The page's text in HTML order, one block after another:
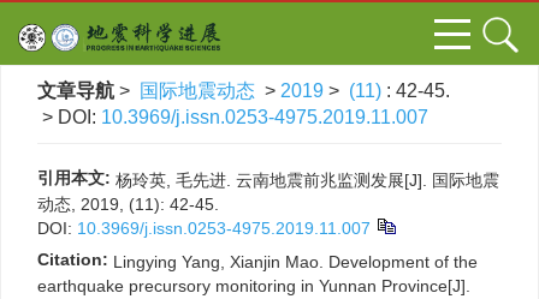
文章导航 > 国际地震动态 > 2019 > (11) : 42-45.
> DOI: 10.3969/j.issn.0253-4975.2019.11.007
引用本文: 杨玲英, 毛先进. 云南地震前兆监测发展[J]. 国际地震
动态, 2019, (11): 42-45.
DOI: 10.3969/j.issn.0253-4975.2019.11.007
Citation: Lingying Yang, Xianjin Mao. Development of the
earthquake precursory monitoring in Yunnan Province[J].